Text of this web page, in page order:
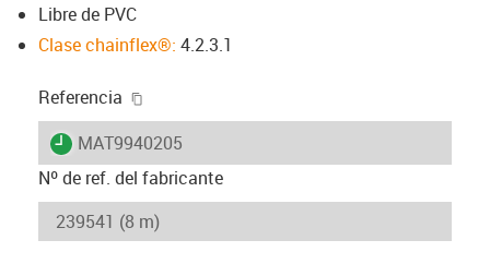
Libre de PVC
Clase chainflex®: 4.2.3.1
Referencia
igus-icon-lieferzeit
MAT9940205
Nº de ref. del fabricante